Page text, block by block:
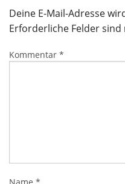
Deine E-Mail-Adresse
Erforderliche Felder sind
Kommentar *
Name *